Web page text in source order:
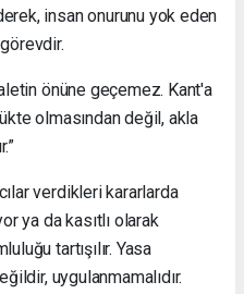
insan onurunu yok eden
önüne geçemez. Kant'a
olmasından değil, akla
verdikleri kararlarda
ya da kasıtlı olarak
tartışılır. Yasa
uygulanmamalıdır.